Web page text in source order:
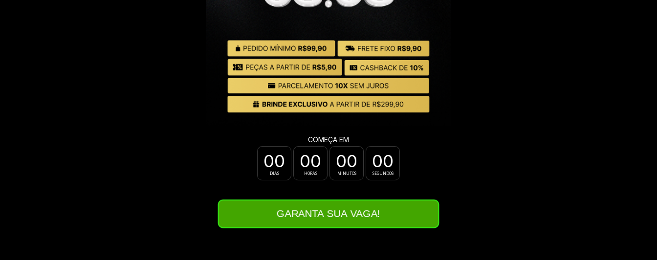
COMEÇA EM
00
DIAS
00
HORAS
00
MINUTOS
00
SEGUNDOS
GARANTA SUA VAGA!